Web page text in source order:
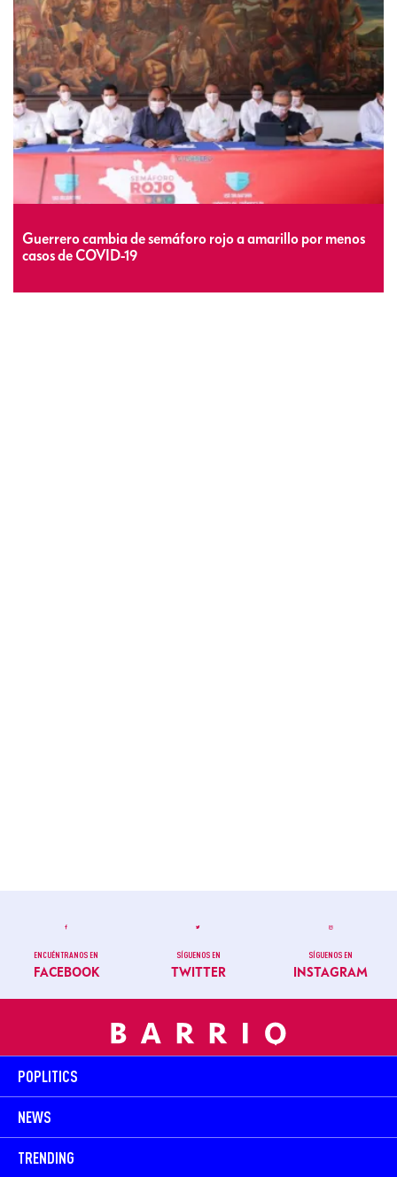
Guerrero cambia de semáforo rojo a amarillo por menos
casos de COVID-19
ENCUÉNTRANOS EN
FACEBOOK
SÍGUENOS EN
TWITTER
SÍGUENOS EN
INSTAGRAM
POPLITICS
NEWS
TRENDING